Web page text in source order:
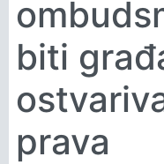
biti
prava